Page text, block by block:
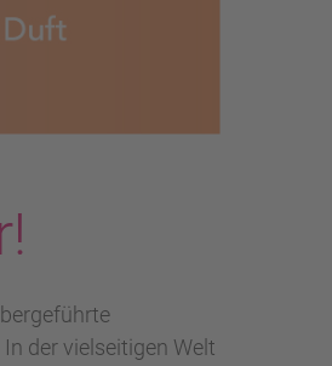
der vielseitigen Welt